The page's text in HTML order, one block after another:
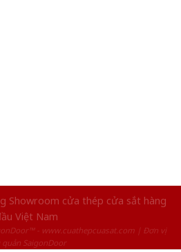
Showroom cửa thép cửa sắt hàng
Việt Nam
- www.cuathepcuasat.com | Đơn vị
quản SaigonDoor